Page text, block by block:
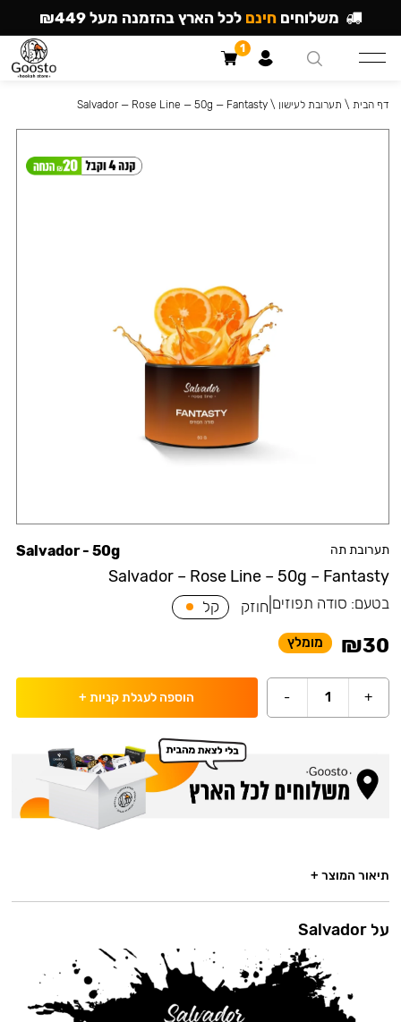
תערובת תה
Salvador – Rose Line – 50g – Fantasty
Salvador - 50g
בטעם: סודה תפוזים חוזק קל
₪30 מומלץ
+
1
- הוספה לעגלת קניות +
דף הבית \ תערובת לעישון \
Salvador — Rose Line — 50g — Fantasty
תיאור המוצר +
על Salvador
משלוחים חינם לכל הארץ בהזמנה מעל ₪449
1